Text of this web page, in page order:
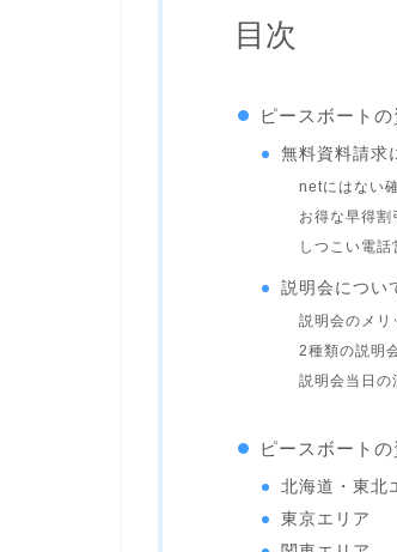
目次
ピースボート
無料資料請求
netにはない
お得な早得割
しつこい電
説明会につい
説明会のメリ
2種類の説明
説明会当日の
ピースボート
北海道・東北
東京エリア